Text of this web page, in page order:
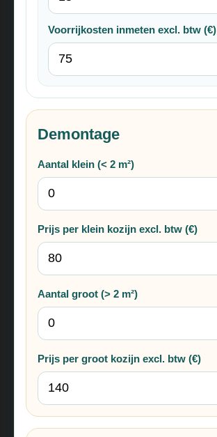
Voorrijkosten inmeten excl. btw (€)
Demontage
Aantal klein (< 2 m²)
Prijs per klein kozijn excl. btw (€)
Aantal groot (> 2 m²)
Prijs per groot kozijn excl. btw (€)